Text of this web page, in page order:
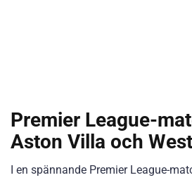
Premier League-
Aston Villa och
I en spännande Premier League-